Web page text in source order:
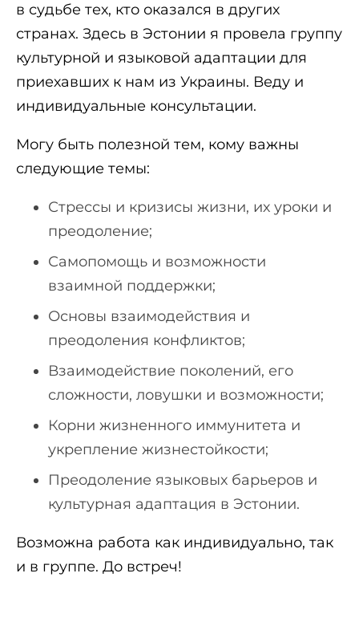
в судьбе тех, кто оказался в других
странах. Здесь в Эстонии я провела группу
культурной и языковой адаптации для
приехавших к нам из Украины. Веду и
индивидуальные консультации.
Могу быть полезной тем, кому важны
следующие темы:
Стрессы и кризисы жизни, их уроки и
преодоление;
Самопомощь и возможности
взаимной поддержки;
Основы взаимодействия и
преодоления конфликтов;
Взаимодействие поколений, его
сложности, ловушки и возможности;
Корни жизненного иммунитета и
укрепление жизнестойкости;
Преодоление языковых барьеров и
культурная адаптация в Эстонии.
Возможна работа как индивидуально, так
и в группе. До встреч!